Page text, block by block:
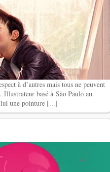
à d’autres mais tous ne peuvent
basé à São Paulo au
lui une pointure [...]